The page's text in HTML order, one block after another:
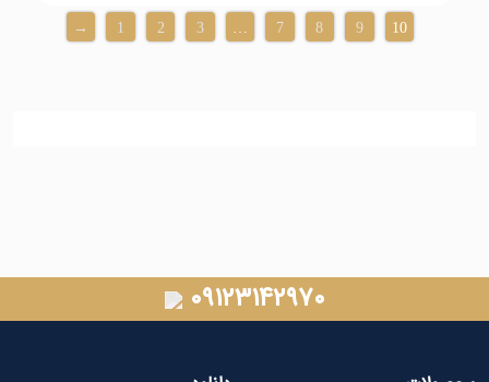
۰۹۱۲۳۱۴۲۹۷۰